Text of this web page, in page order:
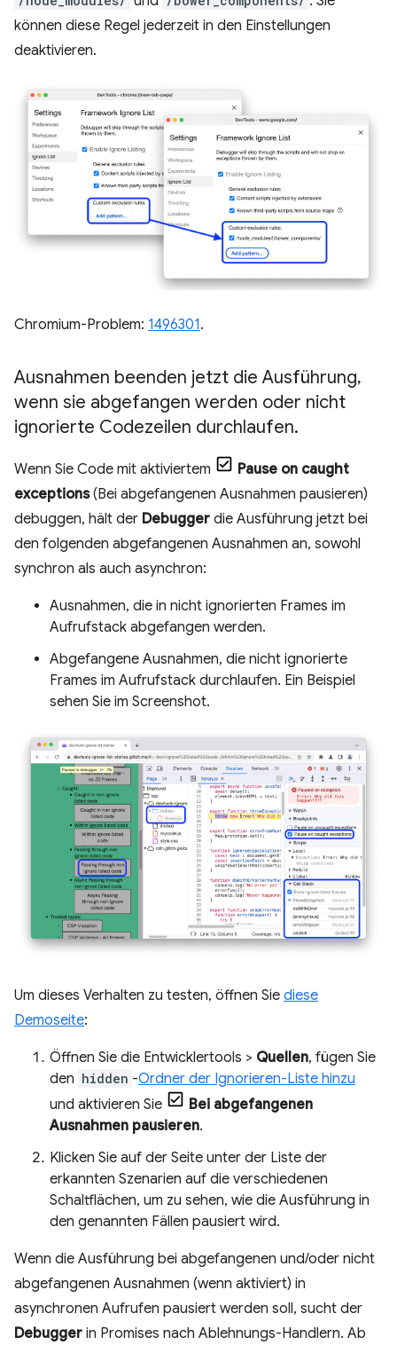
können diese Regel jederzeit in den Einstellungen
deaktivieren.
Chromium-Problem: 1496301.
Ausnahmen beenden jetzt die Ausführung,
wenn sie abgefangen werden oder nicht
ignorierte Codezeilen durchlaufen.
Wenn Sie Code mit aktiviertem
Pause on caught
exceptions(Bei abgefangenen Ausnahmen pausieren)
debuggen, hält der Debugger die Ausführung jetzt bei
den folgenden abgefangenen Ausnahmen an, sowohl
synchron als auch asynchron:
Ausnahmen, die in nicht ignorierten Frames im
Aufrufstack abgefangen werden.
Abgefangene Ausnahmen, die nicht ignorierte
Frames im Aufrufstack durchlaufen. Ein Beispiel
sehen Sie im Screenshot.
Um dieses Verhalten zu testen, öffnen Sie diese
Demoseite:
Öffnen Sie die Entwicklertools > Quellen, fügen Sie
den hidden -Ordner der Ignorieren-Liste hinzu
und aktivieren Sie
Bei abgefangenen
Ausnahmen pausieren.
Klicken Sie auf der Seite unter der Liste der
erkannten Szenarien auf die verschiedenen
Schaltflächen, um zu sehen, wie die Ausführung in
den genannten Fällen pausiert wird.
Wenn die Ausführung bei abgefangenen und/oder nicht
abgefangenen Ausnahmen (wenn aktiviert) in
asynchronen Aufrufen pausiert werden soll, sucht der
Debugger in Promises nach Ablehnungs-Handlern. Ab